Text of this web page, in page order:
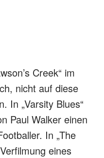
Creek“ im
nicht auf diese
In „Varsity Blues“
Paul Walker einen
In „The
eines